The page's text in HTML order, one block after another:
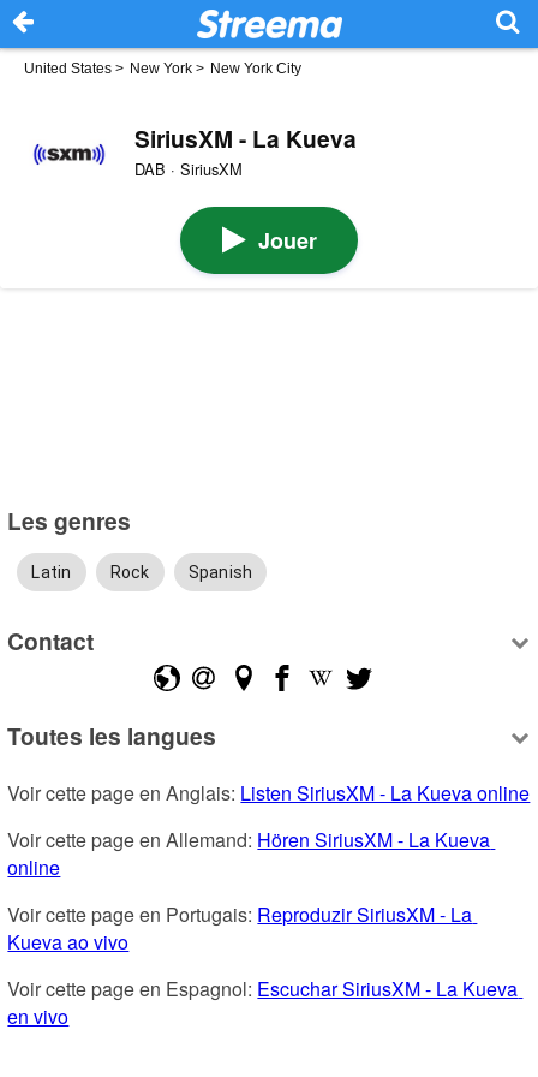
United States > New York > New York City
SiriusXM - La Kueva
DAB · SiriusXM
Jouer
Les genres
Latin Rock Spanish
Contact
Toutes les langues
Voir cette page en Anglais: Listen SiriusXM - La Kueva online
Voir cette page en Allemand: Hören SiriusXM - La Kueva
online
Voir cette page en Portugais: Reproduzir SiriusXM - La
Kueva ao vivo
Voir cette page en Espagnol: Escuchar SiriusXM - La Kueva
en vivo